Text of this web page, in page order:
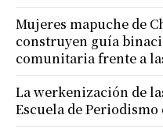
Mujeres mapuche de
construyen guía
comunitaria frente a
La werkenización de
Escuela de